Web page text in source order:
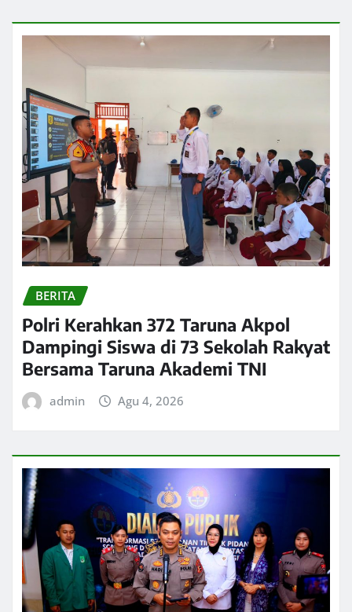
BERITA
Polri Kerahkan 372 Taruna Akpol
Dampingi Siswa di 73 Sekolah Rakyat
Bersama Taruna Akademi TNI
admin Agu 4, 2026